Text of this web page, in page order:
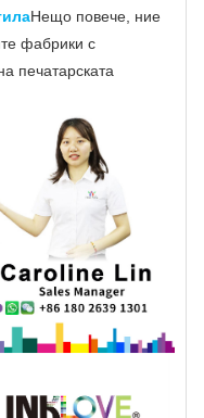
Нещо повече, ние
фабрики с
печатарската